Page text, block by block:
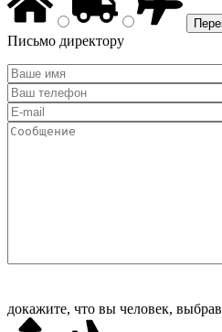
Письмо директору
докажите, что вы человек, выбрав